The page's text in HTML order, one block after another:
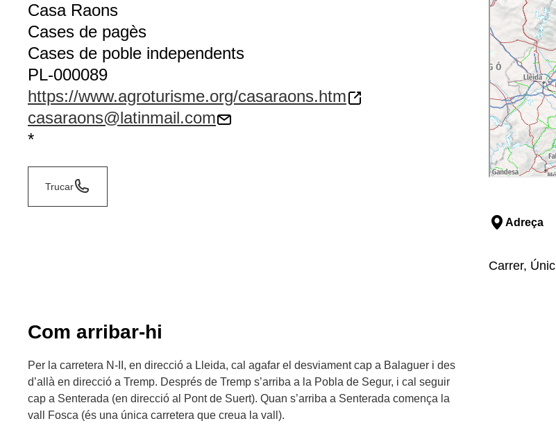
Casa Raons
Cases de pagès
Cases de poble independents
PL-000089
https://www.agroturisme.org/casaraons.htm
casaraons@latinmail.com
*
Trucar
Adreça
Carrer,
Com arribar-hi
Per la carretera N-II, en direcció a Lleida, cal agafar el desviament cap a Balaguer i des
d’allà en direcció a Tremp. Després de Tremp s’arriba a la Pobla de Segur, i cal seguir
cap a Senterada (en direcció al Pont de Suert). Quan s’arriba a Senterada comença la
vall Fosca (és una única carretera que creua la vall).